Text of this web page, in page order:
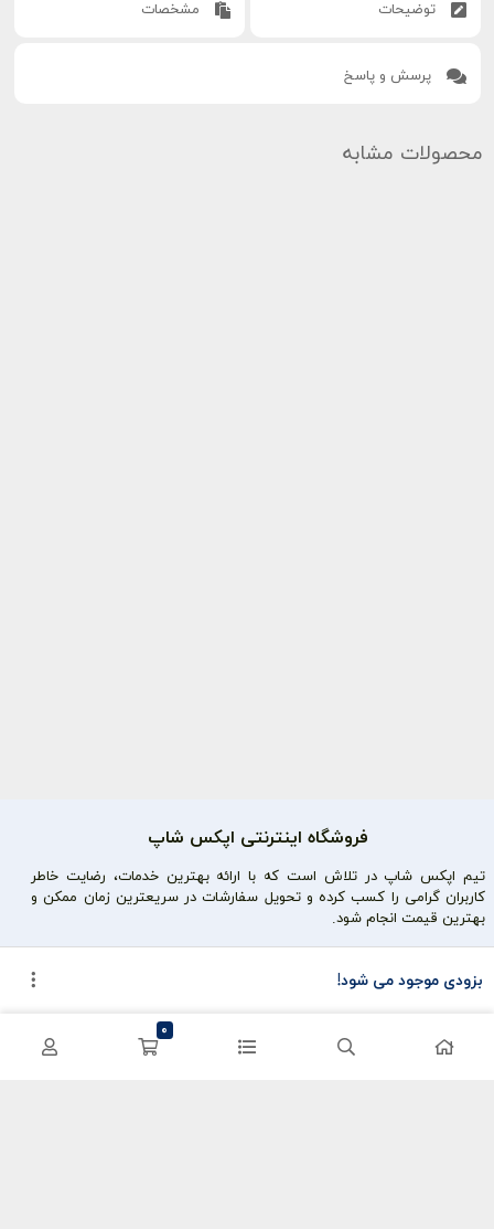
توضیحات مشخصات
پرسش و پاسخ
محصولات مشابه
بزودی موجود می شود!
فروشگاه اینترنتی اپکس شاپ
تیم اپکس شاپ در تلاش است که با ارائه بهترین خدمات، رضایت خاطر
کاربران گرامی را کسب کرده و تحویل سفارشات در سریعترین زمان ممکن و
بهترین قیمت انجام شود.
کریستال گنشین
سفارشات
0